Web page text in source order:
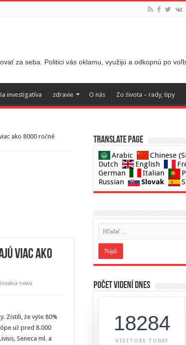
za seba. Politici vás oklamu, využijú a odkopnú po
investigatíva zdravie O nás Zo života – rady, tipy
ako 8000 ročné
viac ako
news
Zistili, že vyše 80%
už pred 8.000
Seneca ml. a
Translate page
Arabic
Chinese
Dutch
English
German
Italian
Russian
Slovak
Počet videní dnes
18284
VISITORS TODAY